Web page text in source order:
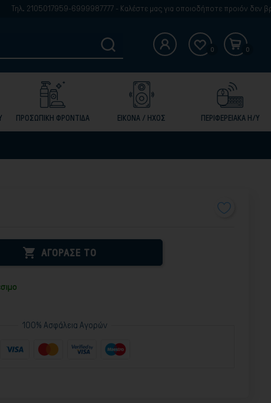
6999987777 - Καλέστε μας για οποιοδήποτε προιόν δεν βρίσκετε
0 0
ΕΙΚΟΝΑ / ΗΧΟΣ ΠΕΡΙΦΕΡΕΙΑΚΑ Η/Υ
ΠΡΟΣΩΠΙΚΗ ΦΡΟΝΤΙΔΑ
 ΑΓΟΡΑΣΕ ΤΟ
100% Ασφάλεια Αγορών